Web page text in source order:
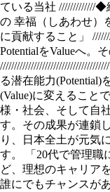
ている当社 /////////////
の 幸福（しあわせ）
に貢献すること」
PotentialをValueへ。
る潜在能力
(Value)に変えること
様・社会、そして自
す。その成果が連鎖
り、日本全土が元気
す。 「20代で管理職
ど、理想のキャリア
誰にでもチャンスが